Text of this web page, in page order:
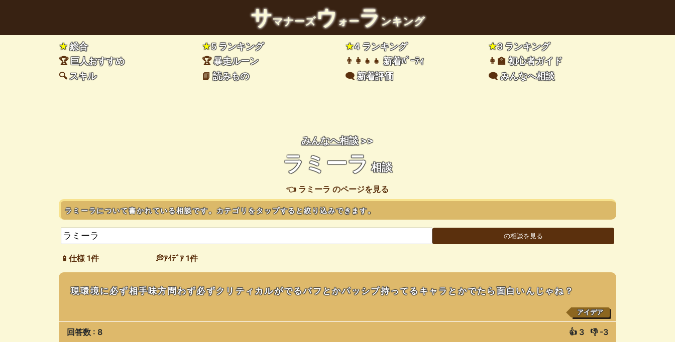
サマナーズウォーランキング
★総合 ★5 ランキング ★4 ランキング ★3 ランキング
🏆 巨人おすすめ 🏆暴走ルーン 👨‍👩‍👧‍👧新着ﾊﾟｰﾃｨ 👩‍🏫初心者ガイド
🔍スキル 📘読みもの 🗨️新着評価 🗨️みんなへ相談
みんなへ相談>>
ラミーラ 相談
👈 ラミーラ のページを見る
ラミーラについて書かれている相談です。カテゴリをタップすると絞り込みできます。
📱仕様 1件 💭ｱｲﾃﾞｱ 1件
現環境に必ず相手味方問わず必ずクリティカルがでるバフとかパッシブ持ってるキャラとかでたら面白いんじゃね？
アイデア
回答数 : 8 👍 3 👎 -3